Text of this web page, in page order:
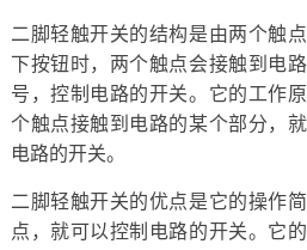
二脚轻触开关的结构是由两个触
下按钮时，两个触点会接触到电
号，控制电路的开关。它的工作
个触点接触到电路的某个部分，
电路的开关。
二脚轻触开关的优点是它的操作
点，就可以控制电路的开关。它